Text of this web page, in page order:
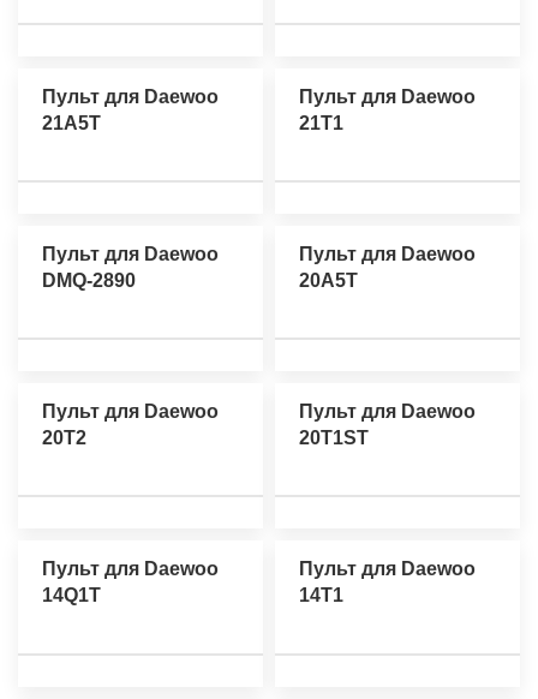
Пульт для Daewoo
21A5T
Пульт для Daewoo
21T1
Пульт для Daewoo
DMQ-2890
Пульт для Daewoo
20A5T
Пульт для Daewoo
20T2
Пульт для Daewoo
20T1ST
Пульт для Daewoo
14Q1T
Пульт для Daewoo
14T1